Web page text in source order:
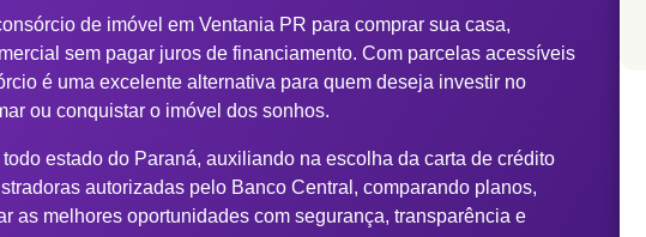
de imóvel em Ventania PR para comprar sua casa,
sem pagar juros de financiamento. Com parcelas acessíveis
é uma excelente alternativa para quem deseja investir no
ou conquistar o imóvel dos sonhos.
estado do Paraná, auxiliando na escolha da carta de crédito
autorizadas pelo Banco Central, comparando planos,
as melhores oportunidades com segurança, transparência e